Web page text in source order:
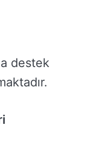
destek